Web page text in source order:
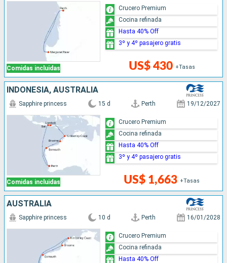
Comidas incluidas US$ 430 +Tasas
Crucero Premium
Cocina refinada
Hasta 40% Off
3º y 4º pasajero gratis
INDONESIA, AUSTRALIA
Comidas incluidas
Sapphire princess 15 d Perth 19/12/2027
US$ 1,663 +Tasas
Crucero Premium
Cocina refinada
Hasta 40% Off
3º y 4º pasajero gratis
AUSTRALIA
Sapphire princess 10 d Perth 16/01/2028
Crucero Premium
Cocina refinada
Hasta 40% Off